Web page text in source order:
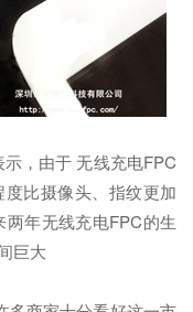
，由于 无线充电FPC
比摄像头、指纹更加
两年无线充电FPC的生
巨大